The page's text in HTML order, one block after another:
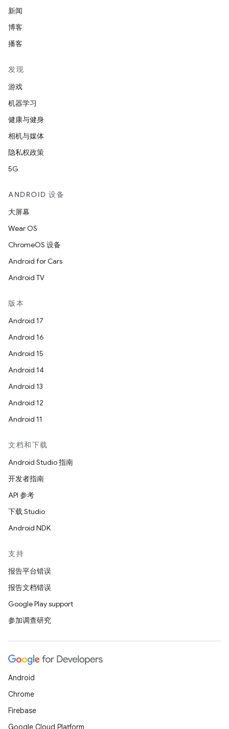
新闻
博客
播客
发现
游戏
机器学习
健康与健身
相机与媒体
隐私权政策
5G
ANDROID 设备
大屏幕
Wear OS
ChromeOS 设备
Android for Cars
Android TV
版本
Android 17
Android 16
Android 15
Android 14
Android 13
Android 12
Android 11
文档和下载
Android Studio 指南
开发者指南
API 参考
下载 Studio
Android NDK
支持
报告平台错误
报告文档错误
Google Play support
参加调查研究
Android
Chrome
Firebase
Google Cloud Platform